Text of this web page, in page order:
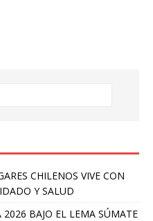
CHILENOS VIVE CON
Y SALUD
BAJO EL LEMA SÚMATE